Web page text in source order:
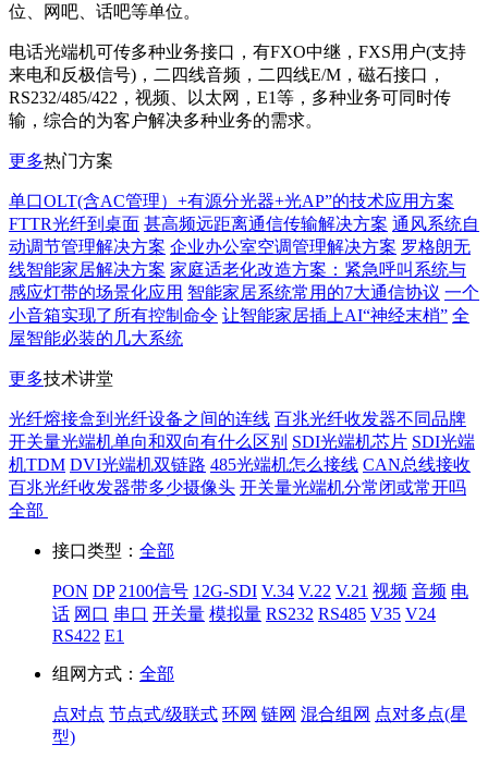
位、网吧、话吧等单位。
电话光端机可传多种业务接口，有FXO中继，FXS用户(支持
来电和反极信号)，二四线音频，二四线E/M，磁石接口，
RS232/485/422，视频、以太网，E1等，多种业务可同时传
输，综合的为客户解决多种业务的需求。
更多热门方案
单口OLT(含AC管理）+有源分光器+光AP”的技术应用方案
FTTR光纤到桌面 甚高频远距离通信传输解决方案 通风系统自
动调节管理解决方案 企业办公室空调管理解决方案 罗格朗无
线智能家居解决方案 家庭适老化改造方案：紧急呼叫系统与
感应灯带的场景化应用 智能家居系统常用的7大通信协议 一个
小音箱实现了所有控制命令 让智能家居插上AI“神经末梢” 全
屋智能必装的几大系统
更多技术讲堂
光纤熔接盒到光纤设备之间的连线 百兆光纤收发器不同品牌
开关量光端机单向和双向有什么区别 SDI光端机芯片 SDI光端
机TDM DVI光端机双链路 485光端机怎么接线 CAN总线接收
百兆光纤收发器带多少摄像头 开关量光端机分常闭或常开吗
全部
接口类型： 全部
PON DP 2100信号 12G-SDI V.34 V.22 V.21 视频 音频 电
话 网口 串口 开关量 模拟量 RS232 RS485 V35 V24
RS422 E1
组网方式： 全部
点对点 节点式/级联式 环网 链网 混合组网 点对多点(星
型)